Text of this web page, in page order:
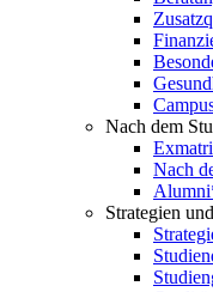
Nach dem
Nach
Strategien